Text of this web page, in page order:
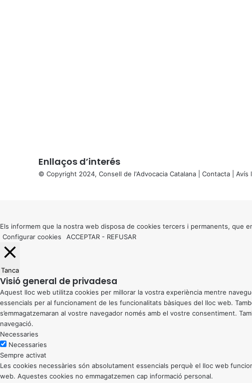
Enllaços d’interés
© Copyright 2024, Consell de l'Advocacia Catalana | Contacta Avís
button
Els informem que la nostra web disposa de cookies tercers i permanents, que
Configurar cookies
ACCEPTAR - REFUSAR
Tanca
Visió general de privadesa
Aquest lloc web utilitza cookies per millorar la vostra experiència mentre
essencials per al funcionament de les funcionalitats bàsiques del lloc web.
s’emmagatzemaran al vostre navegador només amb el vostre consentiment.
navegació.
Necessaries
Necessaries
Sempre activat
Les cookies necessàries són absolutament essencials perquè el lloc web
web. Aquestes cookies no emmagatzemen cap informació personal.